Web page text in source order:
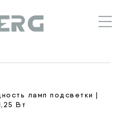
ламп подсветки |
Вт